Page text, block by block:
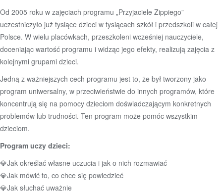
Od 2005 roku w zajęciach programu „Przyjaciele Zippiego”
uczestniczyło już tysiące dzieci w tysiącach szkół i przedszkoli w całej
Polsce. W wielu placówkach, przeszkoleni wcześniej nauczyciele,
doceniając wartość programu i widząc jego efekty, realizują zajęcia z
kolejnymi grupami dzieci.
Jedną z ważniejszych cech programu jest to, że był tworzony jako
program uniwersalny, w przeciwieństwie do innych programów, które
koncentrują się na pomocy dzieciom doświadczającym konkretnych
problemów lub trudności. Ten program może pomóc wszystkim
dzieciom.
Program uczy dzieci:
💎Jak określać własne uczucia i jak o nich rozmawiać
💎Jak mówić to, co chce się powiedzieć
💎Jak słuchać uważnie